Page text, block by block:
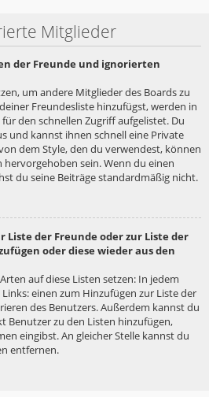
Mitglieder
der Freunde und ignorierten
um andere Mitglieder des Boards zu
Freundesliste hinzufügst, werden in
den schnellen Zugriff aufgelistet. Du
und kannst ihnen schnell eine Private
dem Style, den du verwendest, können
hervorgehoben sein. Wenn du einen
du seine Beiträge standardmäßig nicht.
Liste der Freunde oder zur Liste der
oder diese wieder aus den
auf diese Listen setzen: In jedem
einen zum Hinzufügen zur Liste der
des Benutzers. Außerdem kannst du
Benutzer zu den Listen hinzufügen,
eingibst. An gleicher Stelle kannst du
entfernen.